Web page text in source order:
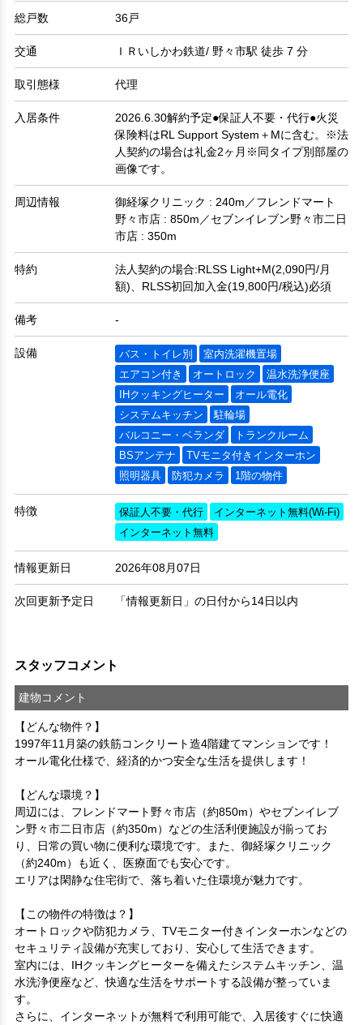
総戸数 36戸
交通 ＩＲいしかわ鉄道/ 野々市駅 徒歩 7 分
取引態様 代理
入居条件
2026.6.30解約予定●保証人不要・代行●火災
保険料はRL Support System＋Mに含む。※法
人契約の場合は礼金2ヶ月※同タイプ別部屋の
画像です。
周辺情報
御経塚クリニック : 240m／フレンドマート
野々市店 : 850m／セブンイレブン野々市二日
市店 : 350m
特約
法人契約の場合:RLSS Light+M(2,090円/月
額)、RLSS初回加入金(19,800円/税込)必須
備考 -
設備 バス・トイレ別
室内洗濯機置場
エアコン付き
オートロック
温水洗浄便座
IHクッキングヒーター
オール電化
システムキッチン
駐輪場
バルコニー・ベランダ
トランクルーム
BSアンテナ
TVモニタ付きインターホン
照明器具
防犯カメラ 1階の物件
特徴 保証人不要・代行
インターネット無料(Wi-Fi)
インターネット無料
情報更新日 2026年08月07日
次回更新予定日 「情報更新日」の日付から14日以内
スタッフコメント
建物コメント
【どんな物件？】
1997年11月築の鉄筋コンクリート造4階建てマンションです！
オール電化仕様で、経済的かつ安全な生活を提供します！
【どんな環境？】
周辺には、フレンドマート野々市店（約850m）やセブンイレブ
ン野々市二日市店（約350m）などの生活利便施設が揃ってお
り、日常の買い物に便利な環境です。また、御経塚クリニック
（約240m）も近く、医療面でも安心です。
エリアは閑静な住宅街で、落ち着いた住環境が魅力です。
【この物件の特徴は？】
オートロックや防犯カメラ、TVモニター付きインターホンなどの
セキュリティ設備が充実しており、安心して生活できます。
室内には、IHクッキングヒーターを備えたシステムキッチン、温
水洗浄便座など、快適な生活をサポートする設備が整っていま
す。
さらに、インターネットが無料で利用可能で、入居後すぐに快適